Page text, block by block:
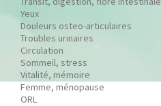
Yeux
Douleurs osteo-articulaires
Troubles urinaires
Circulation
Sommeil, stress
Vitalité, mémoire
Femme, ménopause
ORL